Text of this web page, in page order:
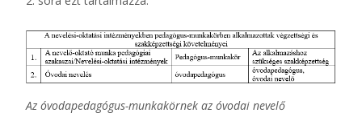
Az óvodapedagógus-munkakörnek az óvodai nevelő